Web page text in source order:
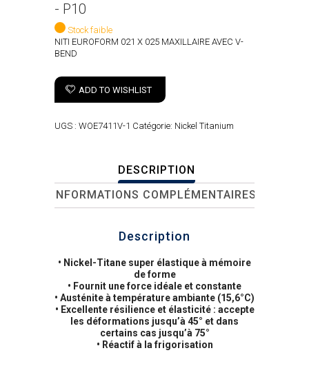
- P10
Stock faible
NITI EUROFORM 021 X 025 MAXILLAIRE AVEC V-
BEND
ADD TO WISHLIST
UGS : WOE7411V-1 Catégorie: Nickel Titanium
DESCRIPTION
INFORMATIONS COMPLÉMENTAIRES
Description
• Nickel-Titane super élastique à mémoire
de forme
• Fournit une force idéale et constante
• Austénite à température ambiante (15,6°C)
• Excellente résilience et élasticité : accepte
les déformations jusqu’à 45° et dans
certains cas jusqu’à 75°
• Réactif à la frigorisation